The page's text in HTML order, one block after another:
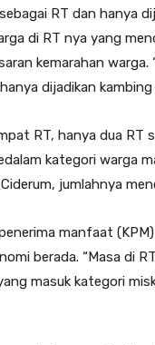
RT dan hanya
di RT nya yang
kemarahan warga.
dijadikan kambing
RT, hanya dua RT
kategori warga
jumlahnya
manfaat
berada. “Masa di
masuk kategori